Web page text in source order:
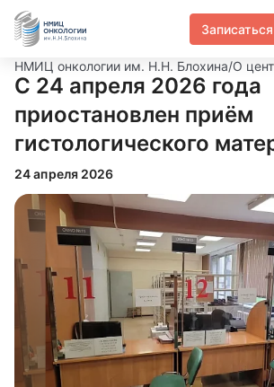
НМИЦ онкологии им. Н.Н. Блохина/О
С 24 апреля 2026 года
приостановлен приём
гистологического
24 апреля 2026